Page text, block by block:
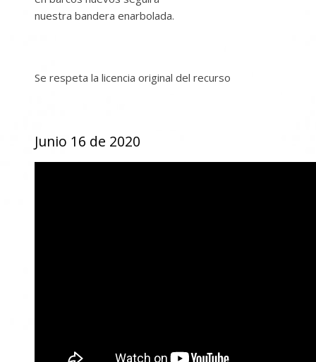
nuestra bandera enarbolada.
Se respeta la licencia original del recurso
Junio 16 de 2020